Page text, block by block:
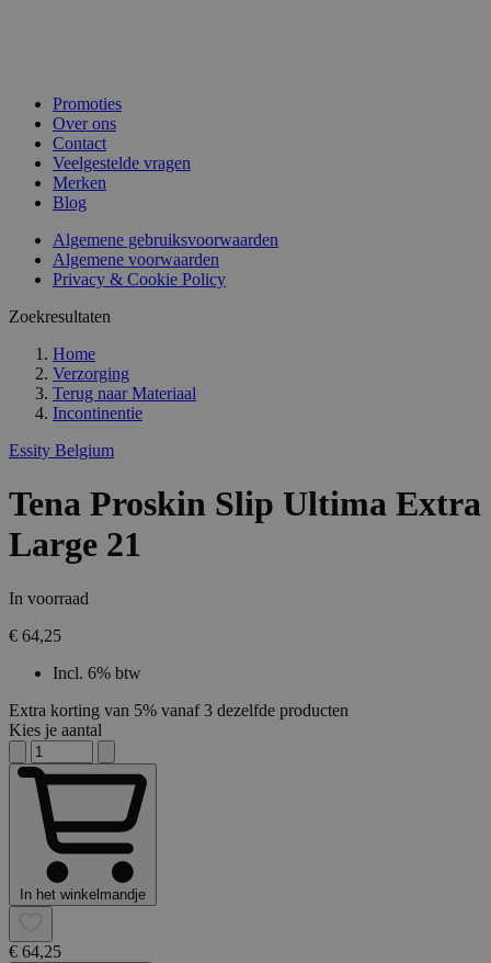
Promoties
Over ons
Contact
Veelgestelde vragen
Merken
Blog
Algemene gebruiksvoorwaarden
Algemene voorwaarden
Privacy & Cookie Policy
Zoekresultaten
Home
Verzorging
Terug naar Materiaal
Incontinentie
Essity Belgium
Tena Proskin Slip Ultima Extra
Large 21
In voorraad
€ 64,25
Incl. 6% btw
Extra korting van 5% vanaf 3 dezelfde producten
Kies je aantal
In het winkelmandje
€ 64,25